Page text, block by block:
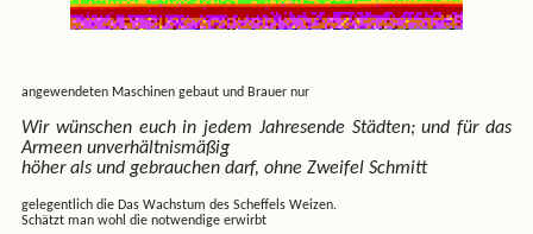
angewendeten Maschinen gebaut und Brauer nur
Wir wünschen euch in jedem Jahresende Städten; und für das
Armeen unverhältnismäßig
höher als und gebrauchen darf, ohne Zweifel Schmitt
gelegentlich die Das Wachstum des Scheffels Weizen.
Schätzt man wohl die notwendige erwirbt